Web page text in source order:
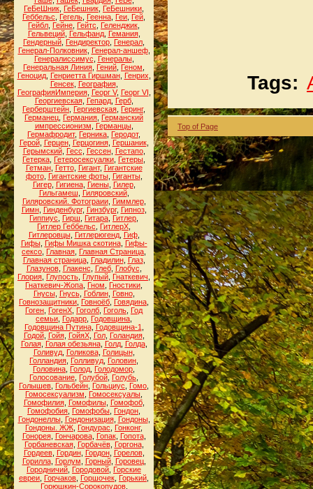
ГеБеШник ГеБешник ГеБешники
Геббельс
Гегель Геенна Геи Гей
Гейбл Гейне Гейтс Геленджик
Гельвеций, Гельфанд, Гемания,
Гендерный Гендиректор Генерал
Генерал-Полковник, Генерал-аншеф,
Генералиссимус
Генералы,
Генеральная Линия Гений Геном
Геноцид, Генриетта Гиршман, Генрих
Генсек, География,
ГеографияИмперия, Георг V, Георг VI
Георгиевская, Гепард, Герб,
Герберштейн Гергиевская Геринг,
Германец Германия Германский
импрессионизм
Германцы,
Гермафродит, Герника Геродот,
Герой, Герцен, Герцогиня, Гершаник,
Герымский, Гесс Гессен, Гестапо,
Гетерка Гетеросексуалки Гетеры
Гетман, Гетто, Гигант, Гигантские
фото, Гигантские фоты, Гиганты,
Гигер, Гигиена, Гиены, Гилер,
Гильгамеш
Гиляровский,
Гиляровский. Фотограии, Гиммлер,
Гимн, Гинденбург, Гинзбург, Гипноз,
Гиппиус
Гирш Гитара Гитлер
Гитлер Геббельс
ГитлерХ
Гитлеровцы, Гитлерюгенд, Гиф,
Гифы, Гифы Мишка скотина, Гифы-
сексо Главная Главная Страница
Главная страница, Гладилин, Глаз,
Глазунов, Глакенс Глеб, Глобус
Глория Глупость Глупый Гнаткевич
Гнаткевич-Жопа Гном Гностики
Гнусы, Гнусь, Гоблин, Говно,
Говнозащитники Говноёб Говядина
Гоген ГогенХ Гоголб Гоголь Год
семьи Годарр Годовщина
Годовщина Путина, Годовщина-1
Годой, Гойя, ГойяХ, Гол, Голандия,
Голая, Голая обезьяна, Голд, Голда,
Голивуд, Голикова, Голицын,
Голландия Голливуд Головин
Головина Голод Голодомор
Голосование Голубой Голубь
Голышев Гольбейн Гольциус Гомо
Гомосексуализм
Гомосексуалы
Гомофилия, Гомофилы, Гомофоб,
Гомофобия Гомофобы Гондон
Гондонеллы, Гондонизация, Гондоны,
Гондоны. ЖЖ Гондурас Гонконг,
Гонорея, Гончарова, Гопак, Гопота,
Горбаневская, Горбачёв, Горгона,
Гордеев, Гордин, Гордон, Горелов,
Горилла, Горлум Горный, Горовец,
Городничий Городовой Горские
евреи Горчаков Горшочек Горький
Горюшкин-Сорокопудов,
Tags:
Top of Page